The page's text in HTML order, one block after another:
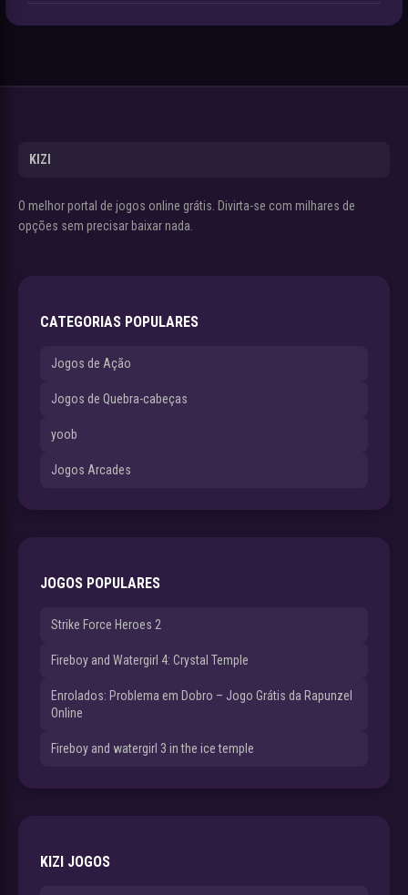
KIZI
O melhor portal de jogos online grátis. Divirta-se com milhares de
opções sem precisar baixar nada.
CATEGORIAS POPULARES
Jogos de Ação
Jogos de Quebra-cabeças
yoob
Jogos Arcades
JOGOS POPULARES
Strike Force Heroes 2
Fireboy and Watergirl 4: Crystal Temple
Enrolados: Problema em Dobro – Jogo Grátis da Rapunzel
Online
Fireboy and watergirl 3 in the ice temple
KIZI JOGOS